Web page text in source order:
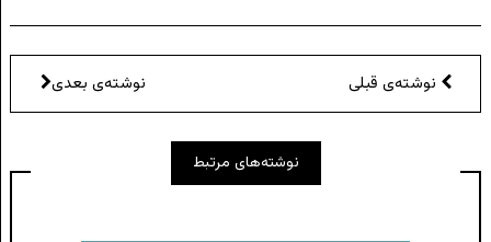
نوشته‌ی قبلی نوشته‌ی بعدی
نوشته‌های مرتبط